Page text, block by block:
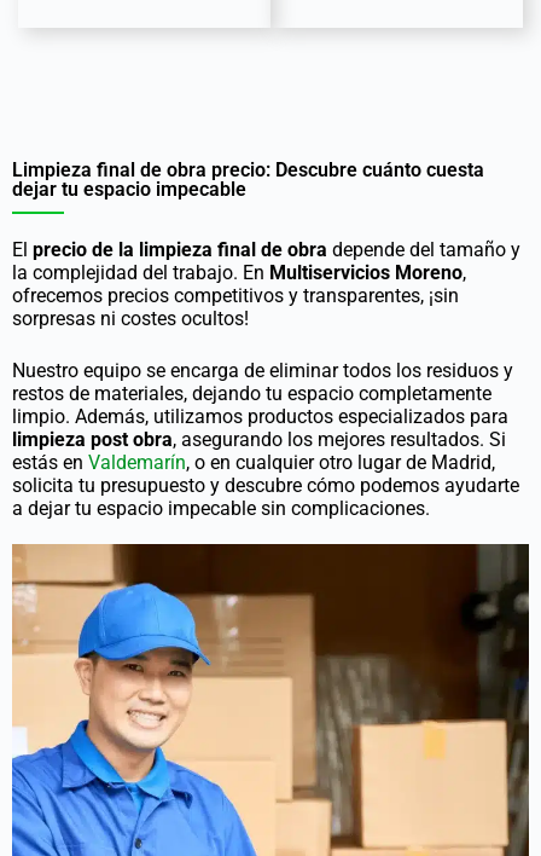
Limpieza final de obra precio: Descubre cuánto cuesta
dejar tu espacio impecable
El precio de la limpieza final de obra depende del tamaño y
la complejidad del trabajo. En Multiservicios Moreno,
ofrecemos precios competitivos y transparentes, ¡sin
sorpresas ni costes ocultos!
Nuestro equipo se encarga de eliminar todos los residuos y
restos de materiales, dejando tu espacio completamente
limpio. Además, utilizamos productos especializados para
limpieza post obra, asegurando los mejores resultados. Si
estás en Valdemarín, o en cualquier otro lugar de Madrid,
solicita tu presupuesto y descubre cómo podemos ayudarte
a dejar tu espacio impecable sin complicaciones.